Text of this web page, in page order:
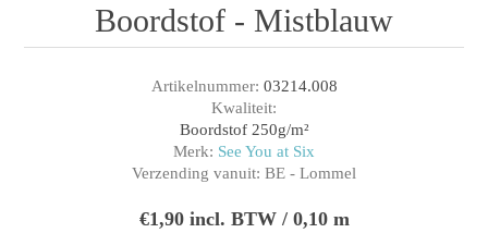
Boordstof - Mistblauw
Artikelnummer: 03214.008
Kwaliteit:
Boordstof 250g/m²
Merk: See You at Six
Verzending vanuit: BE - Lommel
€1,90 incl. BTW / 0,10 m